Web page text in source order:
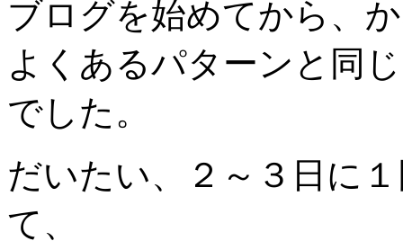
ブログを始めてから、
よくあるパターンと同
でした。
だいたい、２～３日に
て、